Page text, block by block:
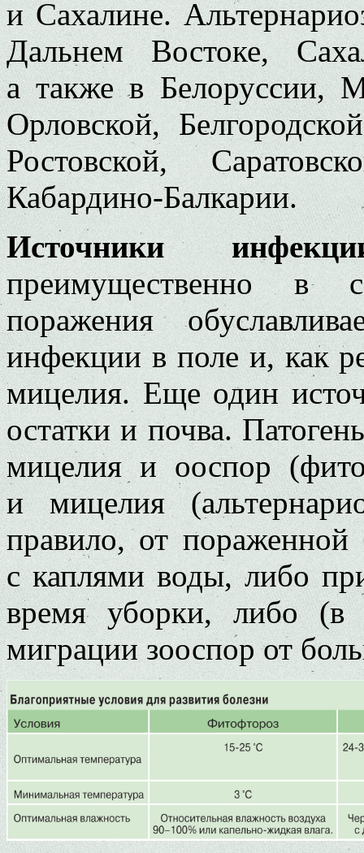
и Сахалине.
Дальнем Востоке,
а также в Белоруссии,
Орловской,
Ростовской,
Кабардино-Балкарии.
Источники
преимущественно в
поражения
инфекции в поле и, как
мицелия. Еще один
остатки и почва.
мицелия и ооспор
и мицелия
правило, от
с каплями воды, либо
время уборки, либо (в
миграции зооспор от